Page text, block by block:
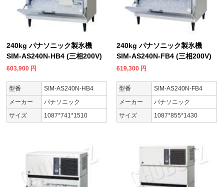
240kg パナソニック製氷機
SIM-AS240N-HB4 (三相200V)
603,900 円
型番
SIM-AS240N-HB4
メーカー
パナソニック
サイズ
1087*741*1510
240kg パナソニック製氷機
SIM-AS240N-FB4 (三相200V)
619,300 円
型番
SIM-AS240N-FB4
メーカー
パナソニック
サイズ
1087*855*1430